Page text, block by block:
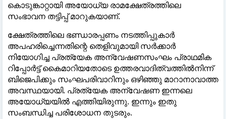
കൊടുങ്കാറ്റായി അയോധ്യ രാമക്ഷേത്രത്തിലെ
സംഭാവന തട്ടിപ്പ് മാറുകയാണ്.
ക്ഷേത്രത്തിലെ ഭണ്ഡാരപ്പണം നടത്തിപ്പുകാർ
അപഹരിച്ചെന്നതിന്റെ തെളിവുമായി സർക്കാർ
നിയോഗിച്ച പ്രത്യേക അന്വേഷണസംഘം പ്രാഥമിക
റിപ്പോർട്ട് കൈമാറിയതോടെ ഉത്തരവാദിത്വത്തില്‍നിന്ന്
ബിജെപിക്കും സംഘപരിവാറിനും ഒഴിഞ്ഞു മാറാനാവാത്ത
അവസ്ഥയായി. ‌പ്രത്യേക അന്വേഷണ ഇന്നലെ
അയോധ്യയില്‍ എത്തിയിരുന്നു. ഇന്നും ഇതു
സംബന്ധിച്ച പരിശോധന തുടരും.